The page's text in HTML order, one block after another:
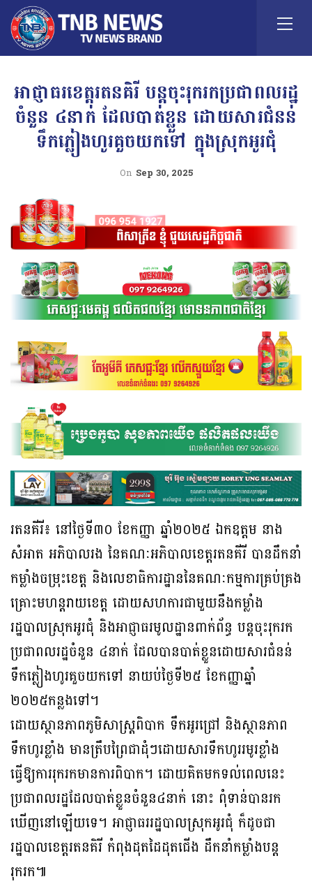
អាជ្ញាធរខេត្តរតនគិរី បន្តចុះរុករកប្រជាពលរដ្ឋ
ចំនួន ៤នាក់ ដែលបាត់ខ្លួន ដោយសារជំនន់
ទឹកភ្លៀងហូរគួចយកទៅ ក្នុងស្រុកអូរជុំ
On Sep 30, 2025
រតនគីរី៖ នៅថ្ងៃទី៣០ ខែកញ្ញា ឆ្នាំ២០២៥ ឯកឧត្តម នាង
សំអាត អភិបាលរង នៃគណៈអភិបាលខេត្តរតនគីរី បានដឹកនាំ
កម្លាំងចម្រុះខេត្ត និងលេខាធិការដ្ឋាននៃគណៈកម្មការគ្រប់គ្រង
គ្រោះមហន្តរាយខេត្ត ដោយសហការជាមួយនឹងកម្លាំង
រដ្ឋបាលស្រុកអូរជុំ និងអាជ្ញាធរមូលដ្ឋានពាក់ព័ន្ធ បន្តចុះរុករក
ប្រជាពលរដ្ឋចំនួន ៤នាក់ ដែលបានបាត់ខ្លួនដោយសារជំនន់
ទឹកភ្លៀងហូរគួចយកទៅ នាយប់ថ្ងៃទី២៥ ខែកញ្ញាឆ្នាំ
២០២៥កន្លងទៅ។
ដោយស្ថានភាពភូមិសាស្ត្រពិបាក ទឹកអូរជ្រៅ និងស្ថានភាព
ទឹកហូរខ្លាំង មានត្រឹបព្រៃជាដុំៗដោយសារទឹកហូររមូរខ្លាំង
ធ្វើឱ្យការរុករកមានការពិបាក។ ដោយគិតមកទល់ពេលនេះ
ប្រជាពលរដ្ឋដែលបាត់ខ្លួនចំនួន៤នាក់ នោះ ពុំទាន់បានរក
ឃើញនៅឡើយទេ។ អាជ្ញាធររដ្ឋបាលស្រុកអូរជុំ ក៏ដូចជា
រដ្ឋបាលខេត្តរតនគិរី កំពុងដុតដៃដុតជើង ដឹកនាំកម្លាំងបន្ត
រុករក៕